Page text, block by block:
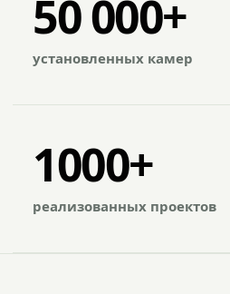
50 000+
установленных камер
1000+
реализованных проектов